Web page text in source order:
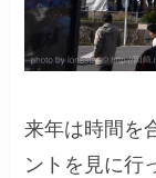
来年は時間を
ントを見に行